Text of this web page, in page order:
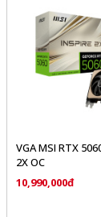
INSPIRE
VGA